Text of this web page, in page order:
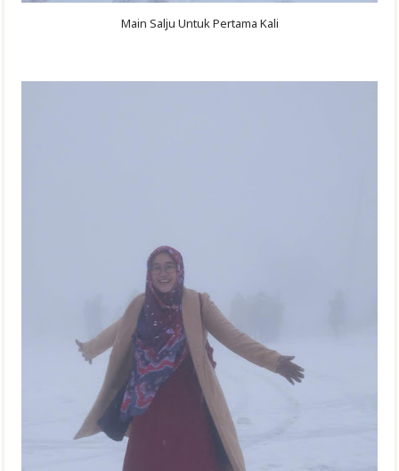
Main Salju Untuk Pertama Kali